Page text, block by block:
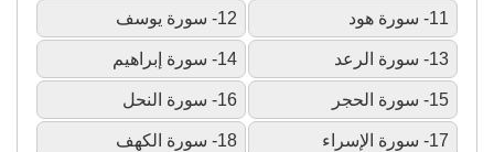
11- سورة هود 12- سورة يوسف
13- سورة الرعد 14- سورة إبراهيم
15- سورة الحجر 16- سورة النحل
17- سورة الإسراء 18- سورة الكهف